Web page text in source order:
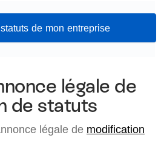
de mon entreprise
légale de
de statuts
légale de modification